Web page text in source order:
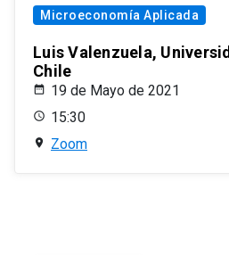
Microeconomía Aplicada
Luis Valenzuela,
Chile
19 de Mayo de 2021
15:30
Zoom